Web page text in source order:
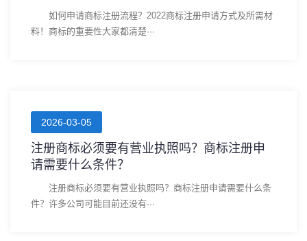
如何申请商标注册流程？2022商标注册申请方式及所需材
料！商标的重要性大家都清楚···
2026-03-05
注册商标必须要有营业执照吗？商标注册申
请需要什么条件？
注册商标必须要有营业执照吗？商标注册申请需要什么条
件？许多公司可能目前还没有···